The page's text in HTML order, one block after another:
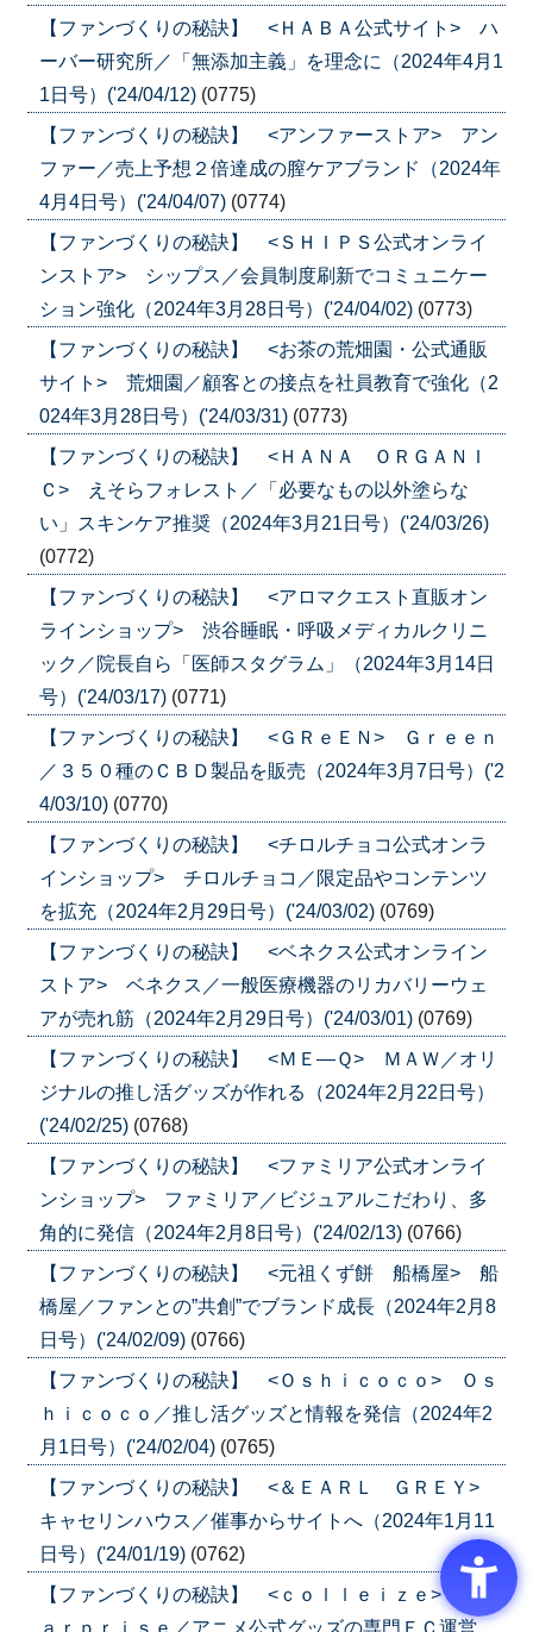
【ファンづくりの秘訣】 <ＨＡＢＡ公式サイト> ハ
ーバー研究所／「無添加主義」を理念に（2024年4月1
1日号）('24/04/12) (0775)
【ファンづくりの秘訣】 <アンファーストア> アン
ファー／売上予想２倍達成の膣ケアブランド（2024年
4月4日号）('24/04/07) (0774)
【ファンづくりの秘訣】 <ＳＨＩＰＳ公式オンライ
ンストア> シップス／会員制度刷新でコミュニケー
ション強化（2024年3月28日号）('24/04/02) (0773)
【ファンづくりの秘訣】 <お茶の荒畑園・公式通販
サイト> 荒畑園／顧客との接点を社員教育で強化（2
024年3月28日号）('24/03/31) (0773)
【ファンづくりの秘訣】 <ＨＡＮＡ ＯＲＧＡＮＩ
Ｃ> えそらフォレスト／「必要なもの以外塗らな
い」スキンケア推奨（2024年3月21日号）('24/03/26)
(0772)
【ファンづくりの秘訣】 <アロマクエスト直販オン
ラインショップ> 渋谷睡眠・呼吸メディカルクリニ
ック／院長自ら「医師スタグラム」（2024年3月14日
号）('24/03/17) (0771)
【ファンづくりの秘訣】 <ＧＲｅＥＮ> Ｇｒｅｅｎ
／３５０種のＣＢＤ製品を販売（2024年3月7日号）('2
4/03/10) (0770)
【ファンづくりの秘訣】 <チロルチョコ公式オンラ
インショップ> チロルチョコ／限定品やコンテンツ
を拡充（2024年2月29日号）('24/03/02) (0769)
【ファンづくりの秘訣】 <ベネクス公式オンライン
ストア> ベネクス／一般医療機器のリカバリーウェ
アが売れ筋（2024年2月29日号）('24/03/01) (0769)
【ファンづくりの秘訣】 <ＭＥ―Ｑ> ＭＡＷ／オリ
ジナルの推し活グッズが作れる（2024年2月22日号）
('24/02/25) (0768)
【ファンづくりの秘訣】 <ファミリア公式オンライ
ンショップ> ファミリア／ビジュアルこだわり、多
角的に発信（2024年2月8日号）('24/02/13) (0766)
【ファンづくりの秘訣】 <元祖くず餅 船橋屋> 船
橋屋／ファンとの”共創”でブランド成長（2024年2月8
日号）('24/02/09) (0766)
【ファンづくりの秘訣】 <Ｏｓｈｉｃｏｃｏ> Ｏｓ
ｈｉｃｏｃｏ／推し活グッズと情報を発信（2024年2
月1日号）('24/02/04) (0765)
【ファンづくりの秘訣】 <＆ＥＡＲＬ ＧＲＥＹ>
キャセリンハウス／催事からサイトへ（2024年1月11
日号）('24/01/19) (0762)
【ファンづくりの秘訣】 <ｃｏｌｌｅｉｚｅ> Ｓｍ